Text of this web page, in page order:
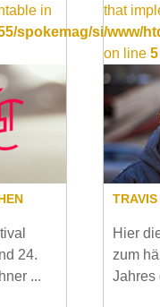
in
spokemag/site/
24.
...
that
/www/
on line 5
Hier
zum
Jahres